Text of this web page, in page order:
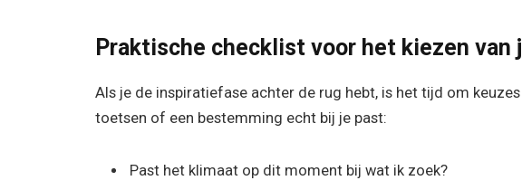
Praktische checklist voor het kiezen van
Als je de inspiratiefase achter de rug hebt, is het tijd om
toetsen of een bestemming echt bij je past:
Past het klimaat op dit moment bij wat ik zoek?